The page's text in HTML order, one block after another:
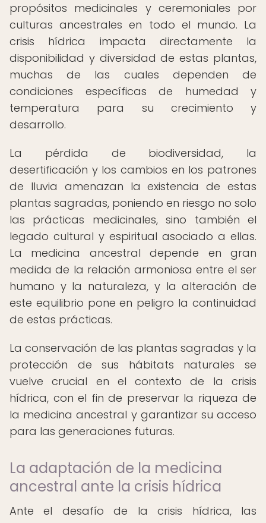
propósitos medicinales y ceremoniales por
culturas ancestrales en todo el mundo. La
crisis hídrica impacta directamente la
disponibilidad y diversidad de estas plantas,
muchas de las cuales dependen de
condiciones específicas de humedad y
temperatura para su crecimiento y
desarrollo.
La pérdida de biodiversidad, la
desertificación y los cambios en los patrones
de lluvia amenazan la existencia de estas
plantas sagradas, poniendo en riesgo no solo
las prácticas medicinales, sino también el
legado cultural y espiritual asociado a ellas.
La medicina ancestral depende en gran
medida de la relación armoniosa entre el ser
humano y la naturaleza, y la alteración de
este equilibrio pone en peligro la continuidad
de estas prácticas.
La conservación de las plantas sagradas y la
protección de sus hábitats naturales se
vuelve crucial en el contexto de la crisis
hídrica, con el fin de preservar la riqueza de
la medicina ancestral y garantizar su acceso
para las generaciones futuras.
La adaptación de la medicina
ancestral ante la crisis hídrica
Ante el desafío de la crisis hídrica, las